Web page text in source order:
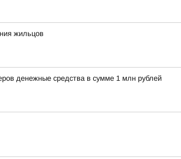
жильцов
денежные средства в сумме 1 млн рублей